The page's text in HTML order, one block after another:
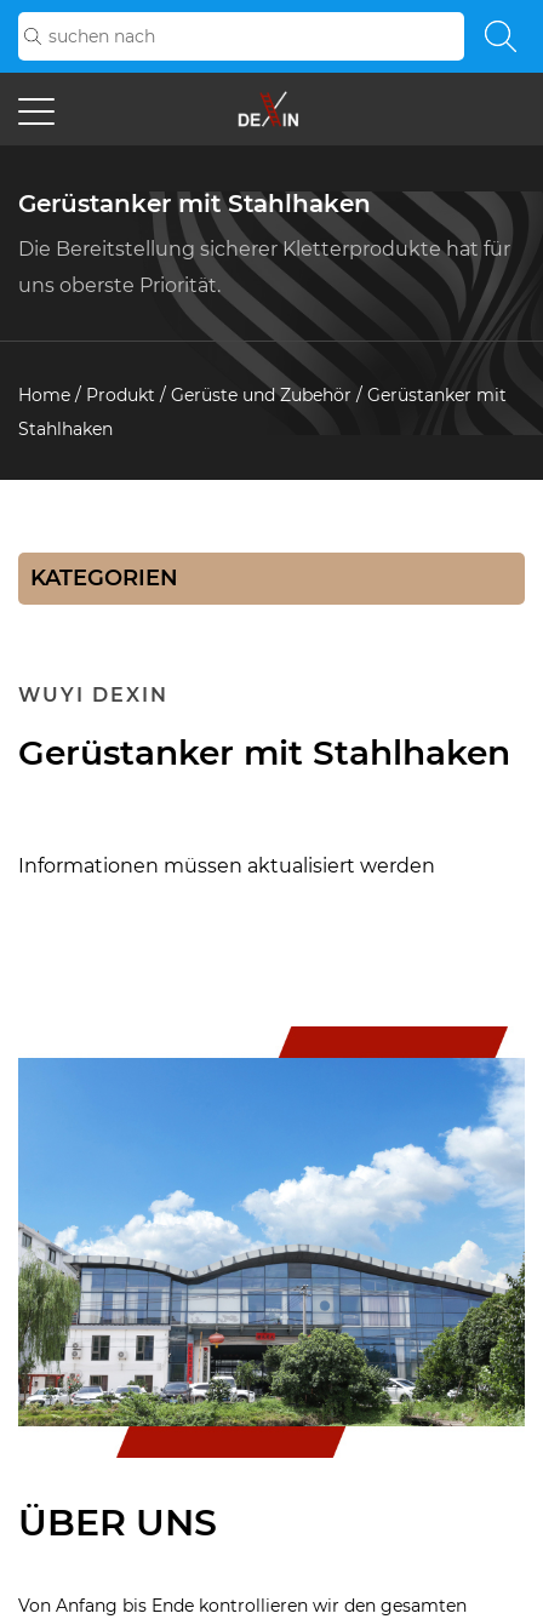
Gerüstanker mit Stahlhaken
Die Bereitstellung sicherer Kletterprodukte hat für
uns oberste Priorität.
Home / Produkt / Gerüste und Zubehör / Gerüstanker mit
Stahlhaken
KATEGORIEN
WUYI DEXIN
Gerüstanker mit Stahlhaken
Informationen müssen aktualisiert werden
ÜBER UNS
Von Anfang bis Ende kontrollieren wir den gesamten